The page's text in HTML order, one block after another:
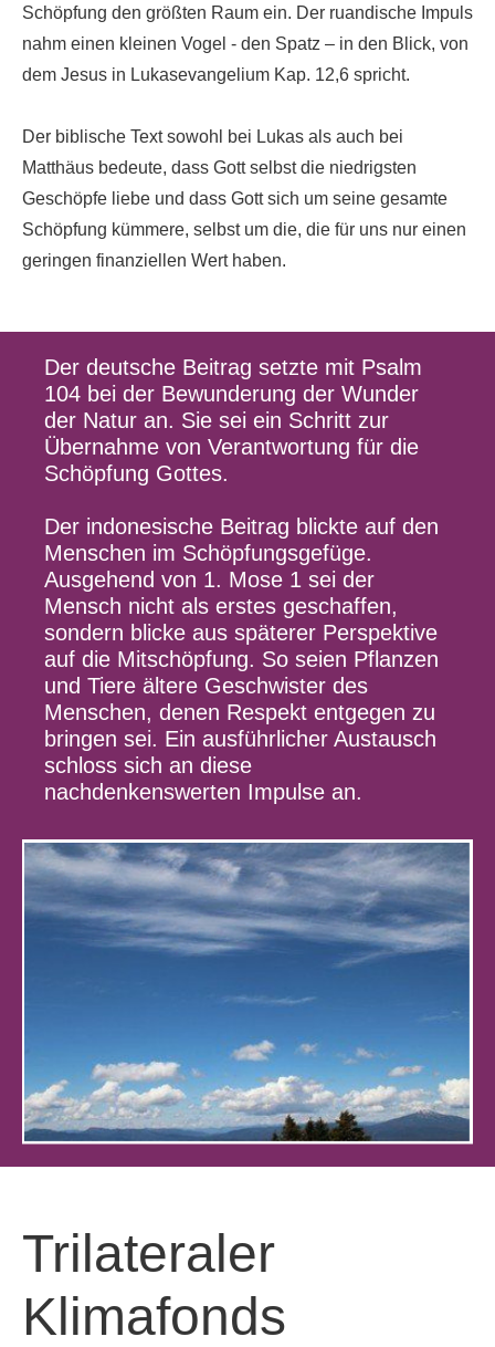
Schöpfung den größten Raum ein. Der ruandische Impuls
nahm einen kleinen Vogel - den Spatz – in den Blick, von
dem Jesus in Lukasevangelium Kap. 12,6 spricht.
Der biblische Text sowohl bei Lukas als auch bei
Matthäus bedeute, dass Gott selbst die niedrigsten
Geschöpfe liebe und dass Gott sich um seine gesamte
Schöpfung kümmere, selbst um die, die für uns nur einen
geringen finanziellen Wert haben.
Der deutsche Beitrag setzte mit Psalm
104 bei der Bewunderung der Wunder
der Natur an. Sie sei ein Schritt zur
Übernahme von Verantwortung für die
Schöpfung Gottes.
Der indonesische Beitrag blickte auf den
Menschen im Schöpfungsgefüge.
Ausgehend von 1. Mose 1 sei der
Mensch nicht als erstes geschaffen,
sondern blicke aus späterer Perspektive
auf die Mitschöpfung. So seien Pflanzen
und Tiere ältere Geschwister des
Menschen, denen Respekt entgegen zu
bringen sei. Ein ausführlicher Austausch
schloss sich an diese
nachdenkenswerten Impulse an.
Trilateraler
Klimafonds